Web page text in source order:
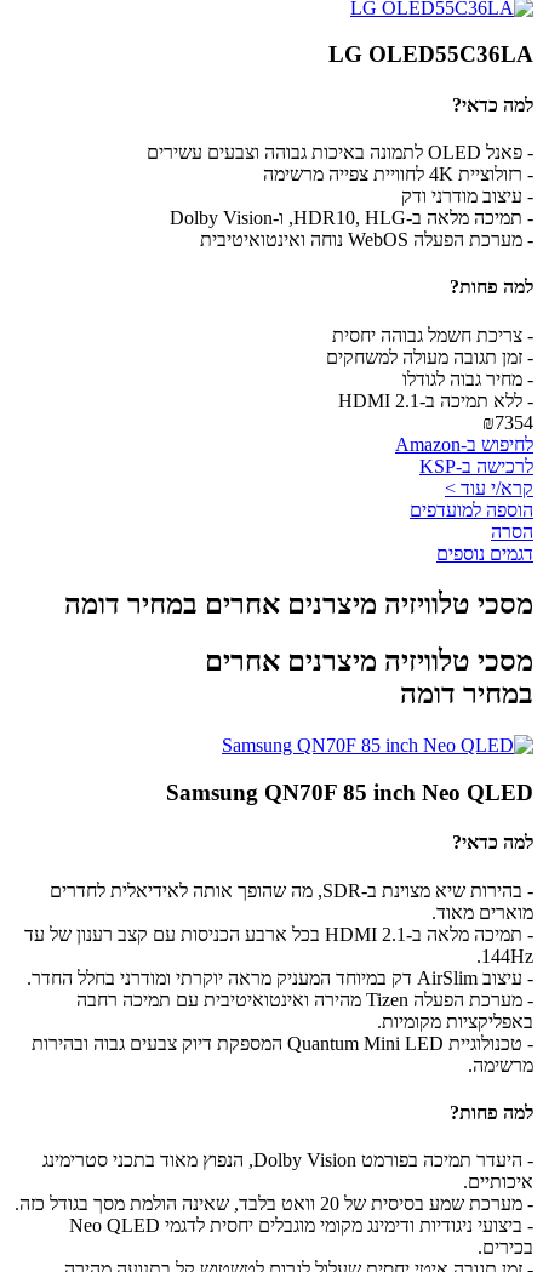
LG OLED55C36LA
למה כדאי?
- פאנל OLED לתמונה באיכות גבוהה וצבעים עשירים
- רזולוציית 4K לחוויית צפייה מרשימה
- עיצוב מודרני ודק
- תמיכה מלאה ב-HDR10, HLG, ו-Dolby Vision
- מערכת הפעלה WebOS נוחה ואינטואיטיבית
למה פחות?
- צריכת חשמל גבוהה יחסית
- זמן תגובה מעולה למשחקים
- מחיר גבוה לגודלו
- ללא תמיכה ב-HDMI 2.1
₪7354
לחיפוש ב-Amazon
לרכישה ב-KSP
קרא/י עוד >
הוספה למועדפים
הסרה
דגמים נוספים
מסכי טלוויזיה מיצרנים אחרים במחיר דומה
מסכי טלוויזיה מיצרנים אחרים
במחיר דומה
Samsung QN70F 85 inch Neo QLED
למה כדאי?
- בהירות שיא מצוינת ב-SDR, מה שהופך אותה לאידיאלית לחדרים
מוארים מאוד.
- תמיכה מלאה ב-HDMI 2.1 בכל ארבע הכניסות עם קצב רענון של עד
144Hz.
- עיצוב AirSlim דק במיוחד המעניק מראה יוקרתי ומודרני בחלל החדר.
- מערכת הפעלה Tizen מהירה ואינטואיטיבית עם תמיכה רחבה
באפליקציות מקומיות.
- טכנולוגיית Quantum Mini LED המספקת דיוק צבעים גבוה ובהירות
מרשימה.
למה פחות?
- היעדר תמיכה בפורמט Dolby Vision, הנפוץ מאוד בתכני סטרימינג
איכותיים.
- מערכת שמע בסיסית של 20 וואט בלבד, שאינה הולמת מסך בגודל כזה.
- ביצועי ניגודיות ודימינג מקומי מוגבלים יחסית לדגמי Neo QLED
בכירים.